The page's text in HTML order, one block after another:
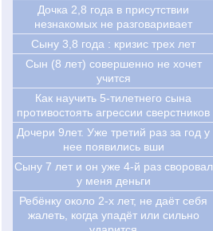
Дочка 2,8 года в присутствии
незнакомых не разговаривает
Сыну 3,8 года : кризис трех лет
Cын (8 лет) совершенно не хочет
учится
Как научить 5-тилетнего сына
противостоять агрессии сверстников
Дочери 9лет. Уже третий раз за год у
нее появились вши
Сыну 7 лет и он уже 4-й раз своровал
у меня деньги
Ребёнку около 2-х лет, не даёт себя
жалеть, когда упадёт или сильно